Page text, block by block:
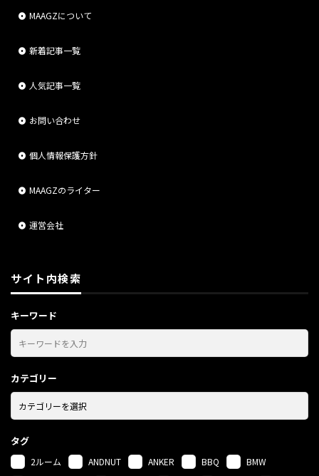
MAAGZについて
新着記事一覧
人気記事一覧
お問い合わせ
個人情報保護方針
MAAGZのライター
運営会社
サイト内検索
キーワード
カテゴリー
タグ
2ルーム ANDNUT ANKER BBQ
BMW